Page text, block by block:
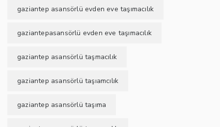
gaziantep asansörlü evden eve taşımacılık
gaziantepasansörlü evden eve taşımacılık
gaziantep asansörlü taşmacılık
gaziantep asansörlü taşıamcılık
gaziantep asansörlü taşıma